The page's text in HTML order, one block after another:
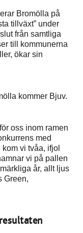
Bromölla på
tillväxt” under
från samtliga
till kommunerna
ökar sin
kommer Bjuv.
oss inom ramen
med
vi tvåa, ifjol
vi på pallen
år, allt ljus
Green,